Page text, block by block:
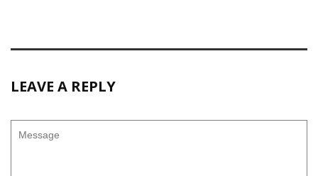
LEAVE A REPLY